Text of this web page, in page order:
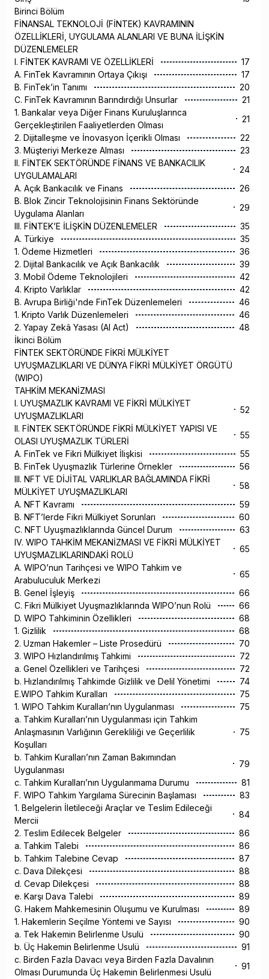
Birinci Bölüm
FİNANSAL TEKNOLOJİ (FİNTEK) KAVRAMININ
ÖZELLİKLERİ, UYGULAMA ALANLARI VE BUNA İLİŞKİN
DÜZENLEMELER
I. FİNTEK KAVRAMI VE ÖZELLİKLERİ
17
A. FinTek Kavramının Ortaya Çıkışı
17
B. FinTek’in Tanımı
20
C. FinTek Kavramının Barındırdığı Unsurlar
21
1. Bankalar veya Diğer Finans Kuruluşlarınca
Gerçekleştirilen Faaliyetlerden Olması
21
2. Dijitalleşme ve İnovasyon İçerikli Olması
22
3. Müşteriyi Merkeze Alması
23
II. FİNTEK SEKTÖRÜNDE FİNANS VE BANKACILIK
UYGULAMALARI
24
A. Açık Bankacılık ve Finans
26
B. Blok Zincir Teknolojisinin Finans Sektöründe
Uygulama Alanları
29
III. FİNTEK’E İLİŞKİN DÜZENLEMELER
35
A. Türkiye
35
1. Ödeme Hizmetleri
36
2. Dijital Bankacılık ve Açık Bankacılık
39
3. Mobil Ödeme Teknolojileri
42
4. Kripto Varlıklar
42
B. Avrupa Birliği'nde FinTek Düzenlemeleri
46
1. Kripto Varlık Düzenlemeleri
46
2. Yapay Zekâ Yasası (AI Act)
48
İkinci Bölüm
FİNTEK SEKTÖRÜNDE FİKRİ MÜLKİYET
UYUŞMAZLIKLARI VE DÜNYA FİKRİ MÜLKİYET ÖRGÜTÜ
(WIPO)
TAHKİM MEKANİZMASI
I. UYUŞMAZLIK KAVRAMI VE FİKRİ MÜLKİYET
UYUŞMAZLIKLARI
52
II. FİNTEK SEKTÖRÜNDE FİKRİ MÜLKİYET YAPISI VE
OLASI UYUŞMAZLIK TÜRLERİ
55
A. FinTek ve Fikri Mülkiyet İlişkisi
55
B. FinTek Uyuşmazlık Türlerine Örnekler
56
III. NFT VE DİJİTAL VARLIKLAR BAĞLAMINDA FİKRİ
MÜLKİYET UYUŞMAZLIKLARI
58
A. NFT Kavramı
59
B. NFT’lerde Fikri Mülkiyet Sorunları
60
C. NFT Uyuşmazlıklarında Güncel Durum
63
IV. WIPO TAHKİM MEKANİZMASI VE FİKRİ MÜLKİYET
UYUŞMAZLIKLARINDAKİ ROLÜ
65
A. WIPO’nun Tarihçesi ve WIPO Tahkim ve
Arabuluculuk Merkezi
65
B. Genel İşleyiş
66
C. Fikri Mülkiyet Uyuşmazlıklarında WIPO’nun Rolü
66
D. WIPO Tahkiminin Özellikleri
68
1. Gizlilik
68
2. Uzman Hakemler – Liste Prosedürü
70
3. WIPO Hızlandırılmış Tahkimi
72
a. Genel Özellikleri ve Tarihçesi
72
b. Hızlandırılmış Tahkimde Gizlilik ve Delil Yönetimi
74
E.WIPO Tahkim Kuralları
75
1. WIPO Tahkim Kuralları’nın Uygulanması
75
a. Tahkim Kuralları’nın Uygulanması için Tahkim
Anlaşmasının Varlığının Gerekliliği ve Geçerlilik
Koşulları
75
b. Tahkim Kuralları’nın Zaman Bakımından
Uygulanması
79
c. Tahkim Kuralları’nın Uygulanmama Durumu
81
F. WIPO Tahkim Yargılama Sürecinin Başlaması
83
1. Belgelerin İletileceği Araçlar ve Teslim Edileceği
Mercii
84
2. Teslim Edilecek Belgeler
86
a. Tahkim Talebi
86
b. Tahkim Talebine Cevap
87
c. Dava Dilekçesi
88
d. Cevap Dilekçesi
88
e. Karşı Dava Talebi
89
G. Hakem Mahkemesinin Oluşumu ve Kurulması
89
1. Hakemlerin Seçilme Yöntemi ve Sayısı
90
a. Tek Hakemin Belirlenme Usulü
90
b. Üç Hakemin Belirlenme Usulü
91
c. Birden Fazla Davacı veya Birden Fazla Davalının
Olması Durumunda Üç Hakemin Belirlenmesi Usulü
91